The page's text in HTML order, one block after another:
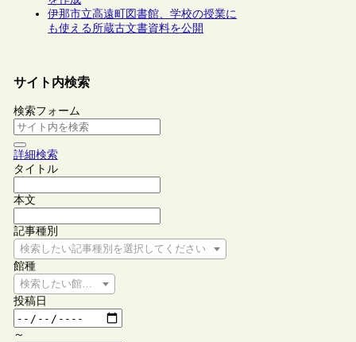
伊那市立高遠町図書館、学校の授業に
も使える所蔵古文書資料を公開
サイト内検索
検索フォーム
詳細検索
タイトル
本文
記事種別
検索したい記事種別を選択してください
館種
検索したい館種を選択してください
投稿日
～